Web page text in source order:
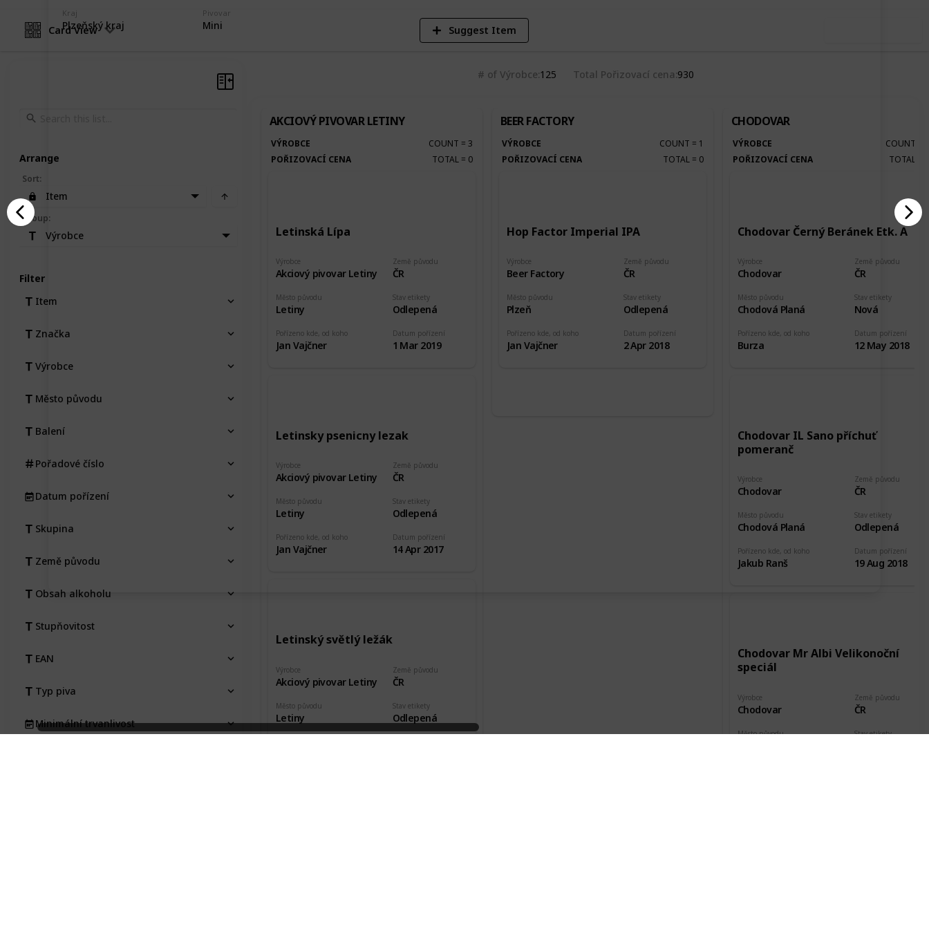
Kraj
Plzeňský kraj
Pivovar
Mini
Card View Suggest Item
# of Výrobce 125 Total Pořizovací cena 930
AKCIOVÝ PIVOVAR LETINY
VÝROBCE COUNT = 3
POŘIZOVACÍ CENA
TOTAL = 0
Letinská Lípa
Výrobce
Akciový pivovar Letiny
Země původu
ČR
Pořízeno kde, od koho
Jan Vajčner
Stav etikety
Odlepená
Datum pořízení
1 Mar 2019
Město původu
Letiny
Letinsky psenicny lezak
Výrobce
Akciový pivovar Letiny
Země původu
ČR
Pořízeno kde, od koho
Jan Vajčner
Stav etikety
Odlepená
Datum pořízení
14 Apr 2017
Město původu
Letiny
Letinský světlý ležák
Výrobce
Akciový pivovar Letiny
Země původu
ČR
Stav etikety
Odlepená
Město původu
Letiny
BEER FACTORY
VÝROBCE COUNT = 1
POŘIZOVACÍ CENA
TOTAL = 0
Hop Factor Imperial IPA
Výrobce
Beer Factory
Země původu
ČR
Pořízeno kde, od koho
Jan Vajčner
Stav etikety
Odlepená
Datum pořízení
2 Apr 2018
Město původu
Plzeň
CHODOVAR
VÝROBCE COUNT
POŘIZOVACÍ CENA
TOTAL
Chodovar Černý Beránek Etk. A
Výrobce
Chodovar
Země původu
ČR
Pořízeno kde, od koho
Burza
Stav etikety
Nová
Datum pořízení
12 May 2018
Město původu
Chodová Planá
Chodovar IL Sano příchuť
pomeranč
Výrobce
Chodovar
Země původu
ČR
Pořízeno kde, od koho
Jakub Ranš
Stav etikety
Odlepená
Datum pořízení
19 Aug 2018
Město původu
Chodová Planá
Chodovar Mr Albi Velikonoční
speciál
Výrobce
Chodovar
Země původu
ČR
Stav etikety
Město původu
Arrange
Sort:
Item
Group:
Výrobce
Filter
Item
Značka
Výrobce
Město původu
Balení
Pořadové číslo
Datum pořízení
Skupina
Země původu
Obsah alkoholu
Stupňovitost
EAN
Typ piva
Minimální trvanlivost